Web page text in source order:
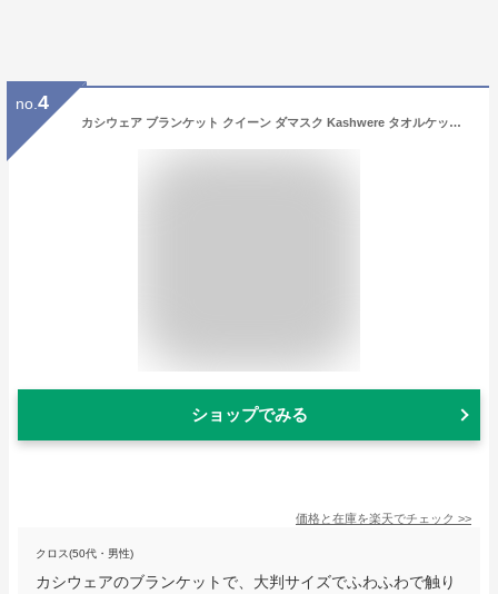
no. 4
カシウェア ブランケット クイーン ダマスク Kashwere タオルケット ダマスク柄 大判 ダブル 毛布 ふわふわ もこもこ おしゃれ おすすめ 出産祝い 結婚祝い 新築祝い ギフト 贈り物 誕生日プレゼント プレゼント 彼氏 彼女 父 母 芸能人
ショップでみる
価格と在庫を楽天でチェック >>
クロス(50代・男性)
カシウェアのブランケットで、大判サイズでふわふわで触り